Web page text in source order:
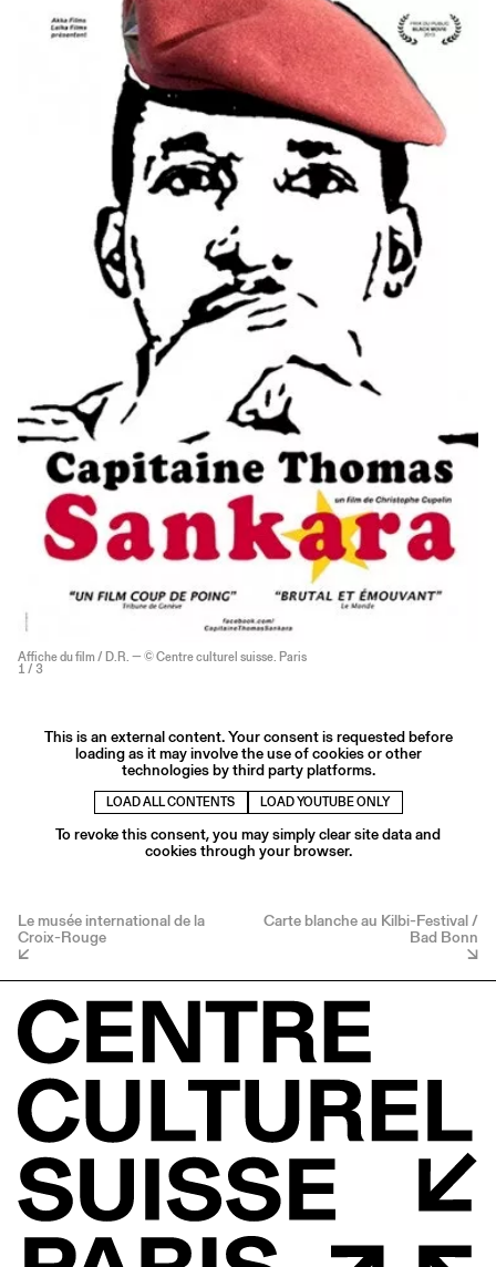
Affiche du film / D.R. — © Centre culturel suisse. Paris
1 / 3
This is an external content. Your consent is requested before
loading as it may involve the use of cookies or other
technologies by third party platforms.
LOAD ALL CONTENTS LOAD YOUTUBE ONLY
To revoke this consent, you may simply clear site data and
cookies through your browser.
Le musée international de la
Croix-Rouge
Carte blanche au Kilbi-Festival /
Bad Bonn